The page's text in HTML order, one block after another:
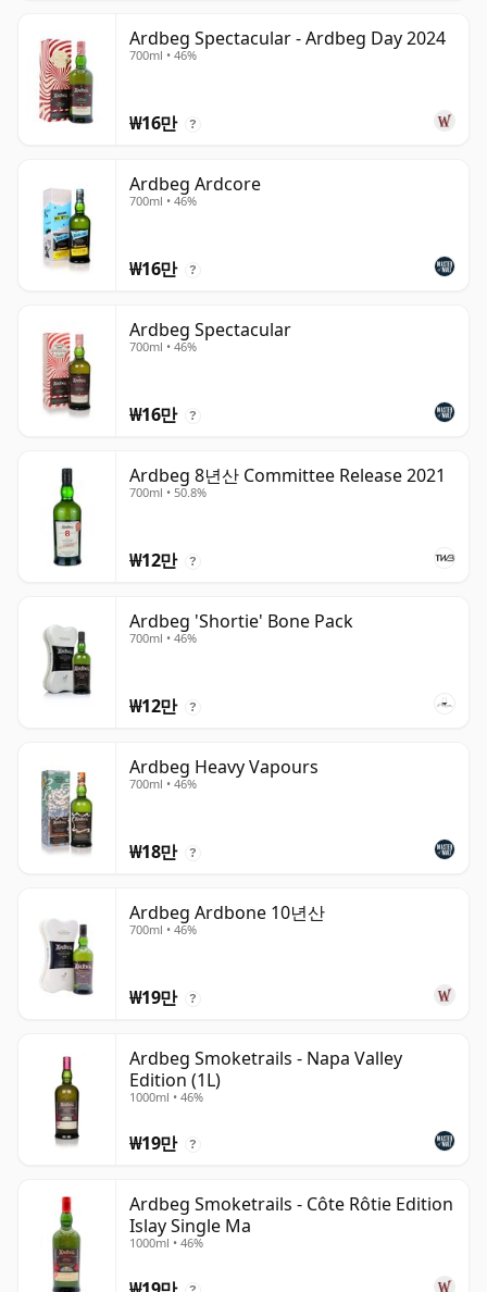
Ardbeg Spectacular - Ardbeg Day 2024
700ml • 46%
₩16만 ?
Ardbeg Ardcore
700ml • 46%
₩16만 ?
Ardbeg Spectacular
700ml • 46%
₩16만 ?
Ardbeg 8년산 Committee Release 2021
700ml • 50.8%
₩12만 ?
Ardbeg 'Shortie' Bone Pack
700ml • 46%
₩12만 ?
Ardbeg Heavy Vapours
700ml • 46%
₩18만 ?
Ardbeg Ardbone 10년산
700ml • 46%
₩19만 ?
Ardbeg Smoketrails - Napa Valley
Edition (1L)
1000ml • 46%
₩19만 ?
Ardbeg Smoketrails - Côte Rôtie Edition
Islay Single Ma
1000ml • 46%